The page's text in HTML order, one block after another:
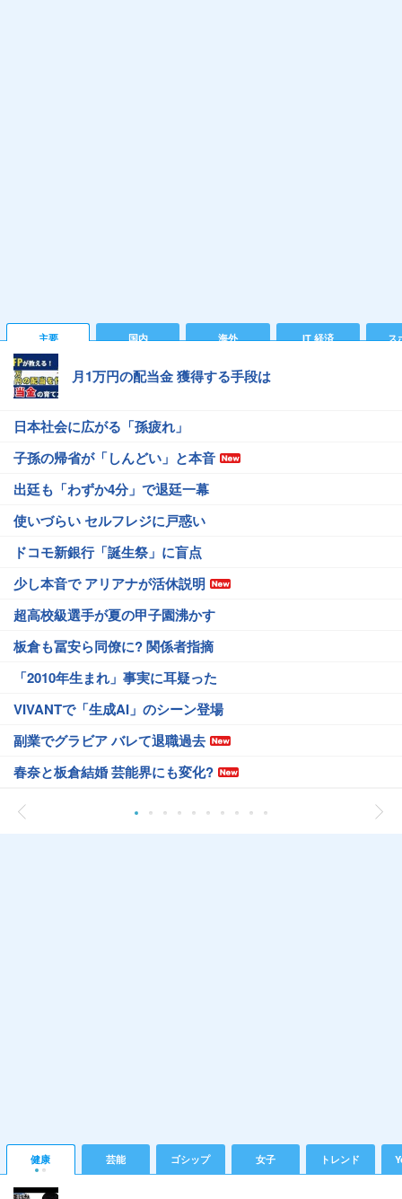
主要 国内 海外 IT 経済 ス
月1万円の配当金 獲得する手段は
日本社会に広がる「孫疲れ」
子孫の帰省が「しんどい」と本音
出廷も「わずか4分」で退廷一幕
使いづらい セルフレジに戸惑い
ドコモ新銀行「誕生祭」に盲点
少し本音で アリアナが活休説明
超高校級選手が夏の甲子園沸かす
板倉も冨安ら同僚に? 関係者指摘
「2010年生まれ」事実に耳疑った
VIVANTで「生成AI」のシーン登場
副業でグラビア バレて退職過去
春奈と板倉結婚 芸能界にも変化?
健康 芸能 ゴシップ 女子 トレンド